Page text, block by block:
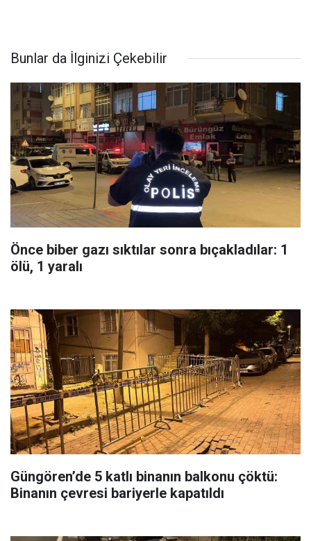
Bunlar da İlginizi Çekebilir
Önce biber gazı sıktılar sonra bıçakladılar: 1
ölü, 1 yaralı
Güngören’de 5 katlı binanın balkonu çöktü:
Binanın çevresi bariyerle kapatıldı